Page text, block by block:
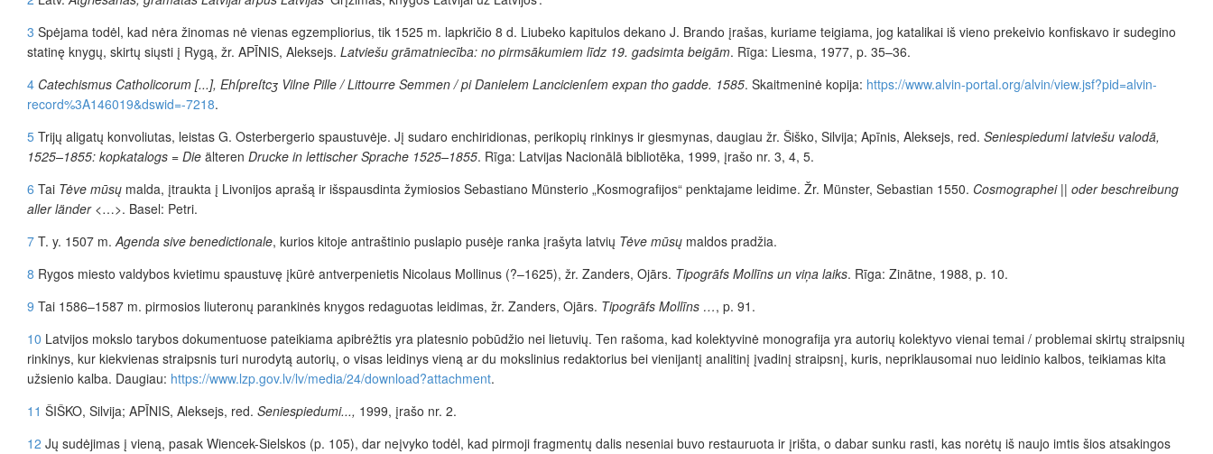
3 Spėjama todėl, kad nėra žinomas nė vienas egzempliorius, tik 1525 m. lapkričio 8 d. Liubeko kapitulos dekano J. Brando įrašas, kuriame teigiama, jog katalikai iš vieno prekeivio konfiskavo ir sudegino
statinę knygų, skirtų siųsti į Rygą, žr. APĪNIS, Aleksejs. Latviešu grāmatniecība: no pirmsākumiem līdz 19. gadsimta beigām. Rīga: Liesma, 1977, p. 35–36.
4 Catechismus Catholicorum [...], Ehſpreſtcʒ Vilne Pille / Littourre Semmen / pi Danielem Lancicienſem expan tho gadde. 1585. Skaitmeninė kopija: https://www.alvin-portal.org/alvin/view.jsf?pid=alvin-
record%3A146019&dswid=-7218.
5 Trijų aligatų konvoliutas, leistas G. Osterbergerio spaustuvėje. Jį sudaro enchiridionas, perikopių rinkinys ir giesmynas, daugiau žr. Šiško, Silvija; Apīnis, Aleksejs, red. Seniespiedumi latviešu valodā,
1525–1855: kopkatalogs = Die älteren Drucke in lettischer Sprache 1525–1855. Rīga: Latvijas Nacionālā bibliotēka, 1999, įrašo nr. 3, 4, 5.
6 Tai Tėve mūsų malda, įtraukta į Livonijos aprašą ir išspausdinta žymiosios Sebastiano Münsterio „Kosmografijos“ penktajame leidime. Žr. Münster, Sebastian 1550. Cosmographei || oder beschreibung
aller länder<…>. Basel: Petri.
7 T. y. 1507 m. Agenda sive benedictionale, kurios kitoje antraštinio puslapio pusėje ranka įrašyta latvių Tėve mūsų maldos pradžia.
8 Rygos miesto valdybos kvietimu spaustuvę įkūrė antverpenietis Nicolaus Mollinus (?–1625), žr. Zanders, Ojārs. Tipogrāfs Mollīns un viņa laiks. Rīga: Zinātne, 1988, p. 10.
9 Tai 1586–1587 m. pirmosios liuteronų parankinės knygos redaguotas leidimas, žr. Zanders, Ojārs. Tipogrāfs Mollīns …, p. 91.
10 Latvijos mokslo tarybos dokumentuose pateikiama apibrėžtis yra platesnio pobūdžio nei lietuvių. Ten rašoma, kad kolektyvinė monografija yra autorių kolektyvo vienai temai / problemai skirtų straipsnių
rinkinys, kur kiekvienas straipsnis turi nurodytą autorių, o visas leidinys vieną ar du mokslinius redaktorius bei vienijantį analitinį įvadinį straipsnį, kuris, nepriklausomai nuo leidinio kalbos, teikiamas kita
užsienio kalba. Daugiau: https://www.lzp.gov.lv/lv/media/24/download?attachment.
11 ŠIŠKO, Silvija; APĪNIS, Aleksejs, red. Seniespiedumi..., 1999, įrašo nr. 2.
12 Jų sudėjimas į vieną, pasak Wiencek-Sielskos (p. 105), dar neįvyko todėl, kad pirmoji fragmentų dalis neseniai buvo restauruota ir įrišta, o dabar sunku rasti, kas norėtų iš naujo imtis šios atsakingos